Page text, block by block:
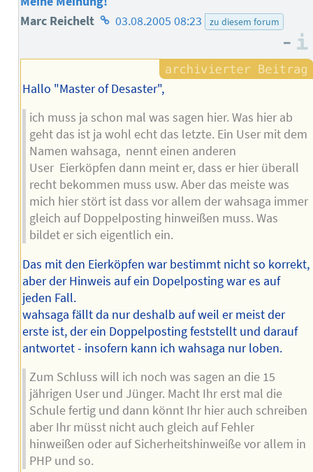
Marc Reichelt Homepage
Autors
03.08.2005 08:23 zu diesem forum
–
Hallo "Master of Desaster",
ich muss ja schon mal was sagen hier. Was hier ab
geht das ist ja wohl echt das letzte. Ein User mit dem
Namen wahsaga, nennt einen anderen
User Eierköpfen dann meint er, dass er hier überall
recht bekommen muss usw. Aber das meiste was
mich hier stört ist dass vor allem der wahsaga immer
gleich auf Doppelposting hinweißen muss. Was
bildet er sich eigentlich ein.
Das mit den Eierköpfen war bestimmt nicht so korrekt,
aber der Hinweis auf ein Dopelposting war es auf
jeden Fall.
wahsaga fällt da nur deshalb auf weil er meist der
erste ist, der ein Doppelposting feststellt und darauf
antwortet - insofern kann ich wahsaga nur loben.
Zum Schluss will ich noch was sagen an die 15
jährigen User und Jünger. Macht Ihr erst mal die
Schule fertig und dann könnt Ihr hier auch schreiben
aber Ihr müsst nicht auch gleich auf Fehler
hinweißen oder auf Sicherheitshinweiße vor allem in
PHP und so.